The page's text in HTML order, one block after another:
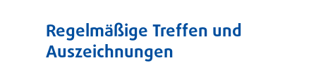
Regelmäßige Treffen und
Auszeichnungen